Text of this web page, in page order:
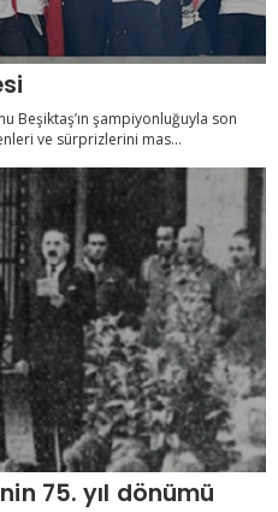
Beşiktaş’ın şampiyonluğuyla son
ve sürprizlerini mas...
75. yıl dönümü